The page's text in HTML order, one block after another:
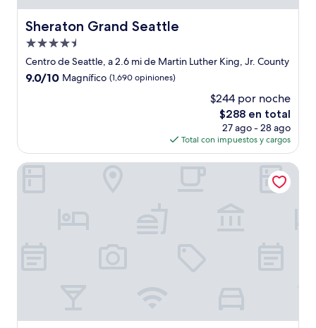
Sheraton Grand Seattle
Sheraton Grand Seattle
Propiedad
de
4.5
Centro de Seattle, a 2.6 mi de Martin Luther King, Jr. County
9.0
9.0/10 Magnífico (1,690 opiniones)
$244 por noche
El
precio
actual
es
de
$288 en total
27 ago - 28 ago
Total con impuestos y cargos
Mediterranean Inn